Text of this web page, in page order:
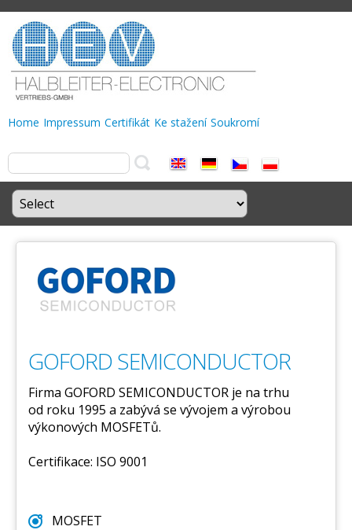
Home Impressum Certifikát Ke stažení Soukromí
GOFORD SEMICONDUCTOR
Firma GOFORD SEMICONDUCTOR je na trhu
od roku 1995 a zabývá se vývojem a výrobou
výkonových MOSFETů.
Certifikace: ISO 9001
MOSFET